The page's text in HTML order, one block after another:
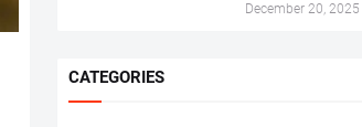
December 20, 2025
CATEGORIES